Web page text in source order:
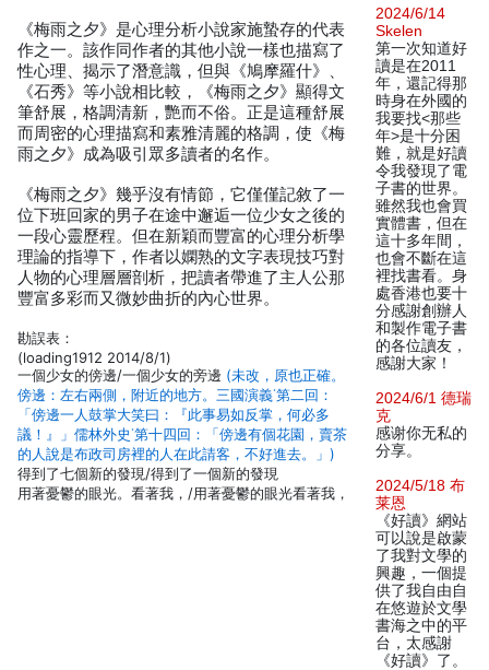
《梅雨之夕》是心理分析小說家施蟄存的代表
作之一。該作同作者的其他小說一樣也描寫了
性心理、揭示了潛意識，但與《鳩摩羅什》、
《石秀》等小說相比較，《梅雨之夕》顯得文
筆舒展，格調清新，艷而不俗。正是這種舒展
而周密的心理描寫和素雅清麗的格調，使《梅
雨之夕》成為吸引眾多讀者的名作。
《梅雨之夕》幾乎沒有情節，它僅僅記敘了一
位下班回家的男子在途中邂逅一位少女之後的
一段心靈歷程。但在新穎而豐富的心理分析學
理論的指導下，作者以嫻熟的文字表現技巧對
人物的心理層層剖析，把讀者帶進了主人公那
豐富多彩而又微妙曲折的內心世界。
勘誤表：
(loading1912 2014/8/1)
一個少女的傍邊/一個少女的旁邊 (未改，原也正確。
傍邊：左右兩側，附近的地方。三國演義˙第二回：
「傍邊一人鼓掌大笑曰：『此事易如反掌，何必多
議！』」儒林外史˙第十四回：「傍邊有個花園，賣茶
的人說是布政司房裡的人在此請客，不好進去。」)
得到了七個新的發現/得到了一個新的發現
用著憂鬱的眼光。看著我，/用著憂鬱的眼光看著我，
2024/6/14
Skelen
第一次知道好
讀是在2011
年，還記得那
時身在外國的
我要找<那些
年>是十分困
難，就是好讀
令我發現了電
子書的世界。
雖然我也會買
實體書，但在
這十多年間，
也會不斷在這
裡找書看。身
處香港也要十
分感謝創辦人
和製作電子書
的各位讀友，
感謝大家！
2024/6/1 德瑞
克
感谢你无私的
分享。
2024/5/18 布
莱恩
《好讀》網站
可以說是啟蒙
了我對文學的
興趣，一個提
供了我自由自
在悠遊於文學
書海之中的平
台，太感謝
《好讀》了。